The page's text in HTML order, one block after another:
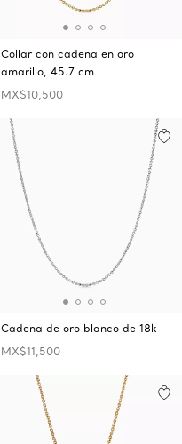
Collar con cadena en oro
amarillo, 45.7 cm
MX$10,500
Cadena de oro blanco de 18k
MX$11,500